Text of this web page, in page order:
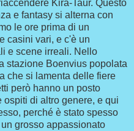
Kira-Taur. Questo
e fantasy si alterna con
le ore prima di un
casini vari, e c'è un
e scene irreali. Nello
stazione Boenvius popolata
che si lamenta delle fiere
però hanno un posto
di altro genere, e qui
perché è stato spesso
grosso appassionato